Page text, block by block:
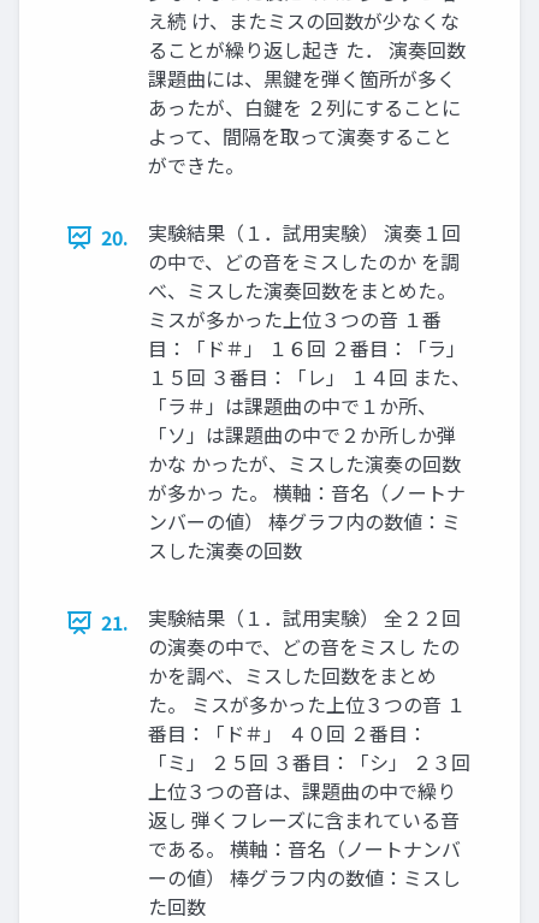
え続 け、またミスの回数が少なくな
ることが繰り返し起き た． 演奏回数
課題曲には、黒鍵を弾く箇所が多く
あったが、白鍵を ２列にすることに
よって、間隔を取って演奏すること
ができた。
20.
実験結果（１．試用実験） 演奏１回
の中で、どの音をミスしたのか を調
べ、ミスした演奏回数をまとめた。
ミスが多かった上位３つの音 １番
目：「ド＃」 １６回 ２番目：「ラ」
１５回 ３番目：「レ」 １４回 また、
「ラ＃」は課題曲の中で１か所、
「ソ」は課題曲の中で２か所しか弾
かな かったが、ミスした演奏の回数
が多かっ た。 横軸：音名（ノートナ
ンバーの値） 棒グラフ内の数値：ミ
スした演奏の回数
21.
実験結果（１．試用実験） 全２２回
の演奏の中で、どの音をミスし たの
かを調べ、ミスした回数をまとめ
た。 ミスが多かった上位３つの音 １
番目：「ド＃」 ４０回 ２番目：
「ミ」 ２５回 ３番目：「シ」 ２３回
上位３つの音は、課題曲の中で繰り
返し 弾くフレーズに含まれている音
である。 横軸：音名（ノートナンバ
ーの値） 棒グラフ内の数値：ミスし
た回数